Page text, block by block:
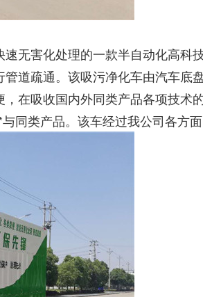
无害化处理的一款半自动化高
道疏通。该吸污净化车由汽车
在吸收国内外同类产品各项技
同类产品。该车经过我公司各方